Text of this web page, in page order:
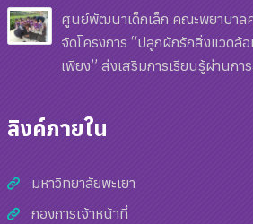
ศูนย์พัฒนาเด็กเล็ก คณะพยาบาล
จัดโครงการ “ปลูกผักรักสิ่งแวดล้
เพียง” ส่งเสริมการเรียนรู้ผ่านก
ลิงค์ภายใน
มหาวิทยาลัยพะเยา
กองการเจ้าหน้าที่